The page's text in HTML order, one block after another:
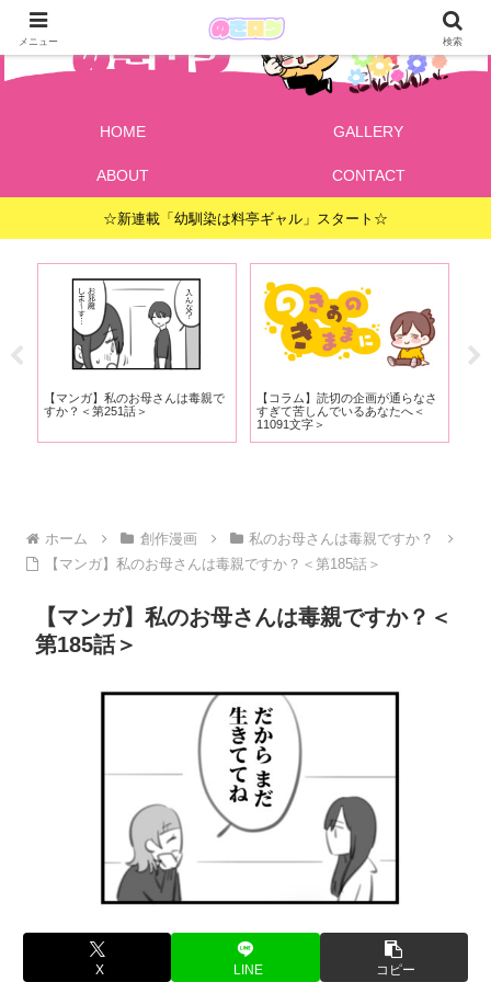
HOME GALLERY
ABOUT CONTACT
☆新連載「幼馴染は料亭ギャル」スタート☆
【マンガ】私のお母さんは毒親で
すか？＜第251話＞
【コラム】読切の企画が通らなさ
すぎて苦しんでいるあなたへ＜
11091文字＞
ホーム 創作漫画
私のお母さんは毒親ですか？
【マンガ】私のお母さんは毒親ですか？＜第185話＞
【マンガ】私のお母さんは毒親ですか？＜
第185話＞
X LINE コピー
メニュー 検索